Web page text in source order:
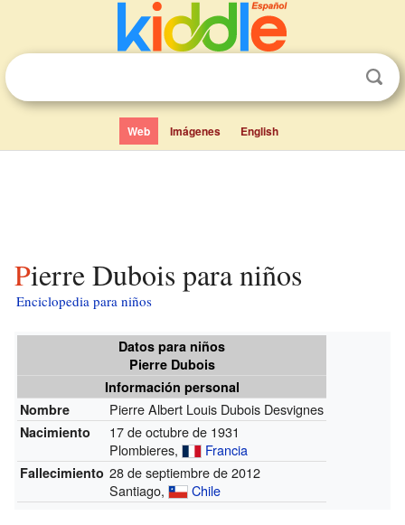
Web Imágenes English
Pierre Dubois para niños
Enciclopedia para niños
Datos para niños
Pierre Dubois
Información personal
Nombre
Pierre Albert Louis Dubois Desvignes
Nacimiento
17 de octubre de 1931
Plombieres,
Francia
Fallecimiento 28 de septiembre de 2012
Santiago,
Chile